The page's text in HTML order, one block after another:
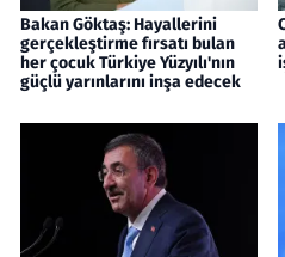
Bakan Göktaş: Hayallerini
gerçekleştirme fırsatı bulan
her çocuk Türkiye Yüzyılı'nın
güçlü yarınlarını inşa edecek